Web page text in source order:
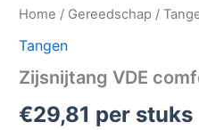
Home / Gereedschap /
Tangen
Zijsnijtang VDE
€29,81 per stuks
Zijsnijtang
comfort
aantal